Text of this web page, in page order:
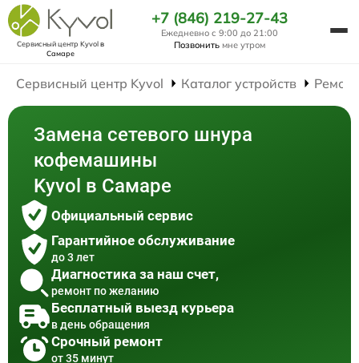
Сервисный центр Kyvolв
Самаре
+7 (846) 219-27-43
Ежедневно с 9:00 до 21:00
Позвонить мне утром
Сервисный центр Kyvol Каталог устройств
Замена сетевого шнура
кофемашины
Kyvol в Самаре
Официальный сервис
Гарантийное обслуживание
до 3 лет
Диагностика за наш счет,
ремонт по желанию
Бесплатный выезд курьера
в день обращения
Срочный ремонт
от 35 минут